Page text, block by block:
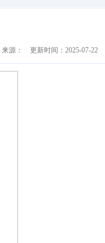
来源： 更新时间：2025-07-22